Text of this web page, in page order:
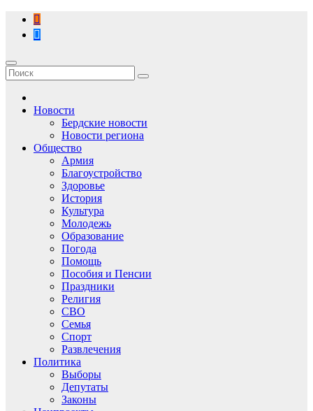
Перейти
содержимому
Новости
Бердские новости
Новости региона
Общество
Армия
Благоустройство
Здоровье
История
Культура
Молодежь
Образование
Погода
Помощь
Пособия и Пенсии
Праздники
Религия
СВО
Семья
Спорт
Развлечения
Политика
Выборы
Депутаты
Законы